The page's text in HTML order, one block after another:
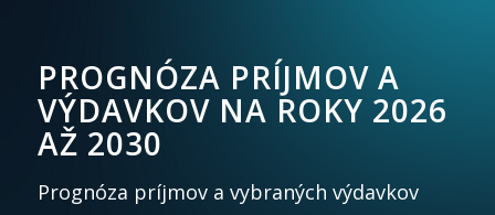
PROGNÓZA PRÍJMOV A
VÝDAVKOV NA ROKY 2026
AŽ 2030
Prognóza príjmov a vybraných výdavkov